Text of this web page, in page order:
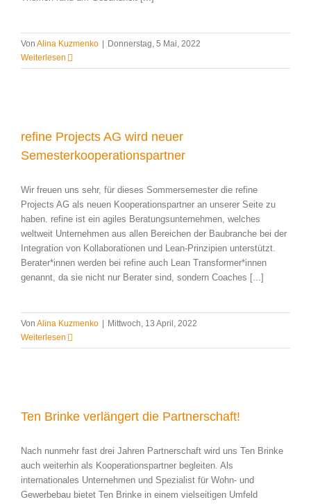
Von Alina Kuzmenko | Donnerstag, 5 Mai, 2022
Weiterlesen
refine Projects AG wird neuer
Semesterkooperationspartner
Wir freuen uns sehr, für dieses Sommersemester die refine
Projects AG als neuen Kooperationspartner an unserer Seite zu
haben. refine ist ein agiles Beratungsunternehmen, welches
weltweit Unternehmen aus allen Bereichen der Baubranche bei der
Integration von Kollaborationen und Lean-Prinzipien unterstützt.
Berater*innen werden bei refine auch Lean Transformer*innen
genannt, da sie nicht nur Berater sind, sondern Coaches [...]
Von Alina Kuzmenko | Mittwoch, 13 April, 2022
Weiterlesen
Ten Brinke verlängert die Partnerschaft!
Nach nunmehr fast drei Jahren Partnerschaft wird uns Ten Brinke
auch weiterhin als Kooperationspartner begleiten. Als
internationales Unternehmen und Spezialist für Wohn- und
Gewerbebau bietet Ten Brinke in einem vielseitigen Umfeld